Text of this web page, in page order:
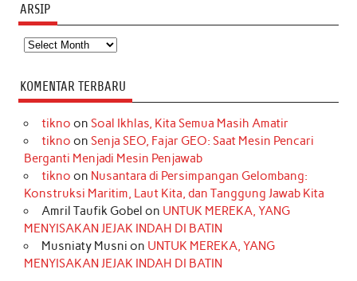
ARSIP
Arsip
KOMENTAR TERBARU
tikno on Soal Ikhlas, Kita Semua Masih Amatir
tikno on Senja SEO, Fajar GEO: Saat Mesin Pencari
Berganti Menjadi Mesin Penjawab
tikno on Nusantara di Persimpangan Gelombang:
Konstruksi Maritim, Laut Kita, dan Tanggung Jawab Kita
Amril Taufik Gobel on UNTUK MEREKA, YANG
MENYISAKAN JEJAK INDAH DI BATIN
Musniaty Musni on UNTUK MEREKA, YANG
MENYISAKAN JEJAK INDAH DI BATIN